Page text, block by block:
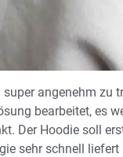
angenehm zu
bearbeitet, es
Der Hoodie soll
sehr schnell